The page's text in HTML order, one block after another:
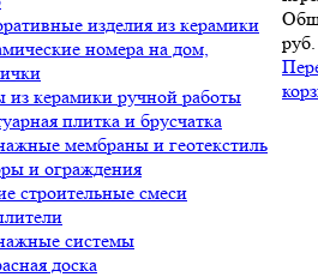
изделия из керамики
номера на дом,
из керамики ручной работы
плитка и брусчатка
мембраны и геотекстиль
и ограждения
строительные смеси
системы
доска
руб.